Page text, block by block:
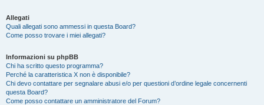
Allegati
Quali allegati sono ammessi in questa Board?
Come posso trovare i miei allegati?
Informazioni su phpBB
Chi ha scritto questo programma?
Perché la caratteristica X non è disponibile?
Chi devo contattare per segnalare abusi e/o per questioni d’ordine legale concernenti
questa Board?
Come posso contattare un amministratore del Forum?